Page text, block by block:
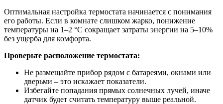
Оптимальная настройка термостата начинается с понимания
его работы. Если в комнате слишком жарко, понижение
температуры на 1–2 °C сокращает затраты энергии на 5–10%
без ущерба для комфорта.
Проверьте расположение термостата:
Не размещайте прибор рядом с батареями, окнами или
дверьми – это искажает показатели.
Избегайте попадания прямых солнечных лучей, иначе
датчик будет считать температуру выше реальной.